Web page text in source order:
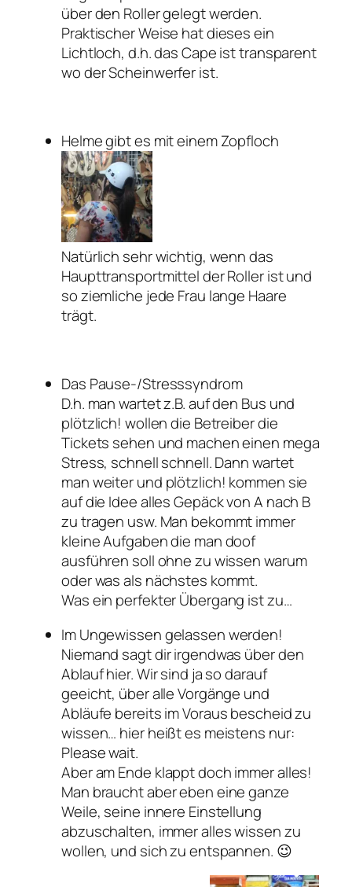
über den Roller gelegt werden.
Praktischer Weise hat dieses ein
Lichtloch, d.h. das Cape ist transparent
wo der Scheinwerfer ist.
Helme gibt es mit einem Zopfloch
Natürlich sehr wichtig, wenn das
Haupttransportmittel der Roller ist und
so ziemliche jede Frau lange Haare
trägt.
Das Pause-/Stresssyndrom
D.h. man wartet z.B. auf den Bus und
plötzlich! wollen die Betreiber die
Tickets sehen und machen einen mega
Stress, schnell schnell. Dann wartet
man weiter und plötzlich! kommen sie
auf die Idee alles Gepäck von A nach B
zu tragen usw. Man bekommt immer
kleine Aufgaben die man doof
ausführen soll ohne zu wissen warum
oder was als nächstes kommt.
Was ein perfekter Übergang ist zu…
Im Ungewissen gelassen werden!
Niemand sagt dir irgendwas über den
Ablauf hier. Wir sind ja so darauf
geeicht, über alle Vorgänge und
Abläufe bereits im Voraus bescheid zu
wissen… hier heißt es meistens nur:
Please wait.
Aber am Ende klappt doch immer alles!
Man braucht aber eben eine ganze
Weile, seine innere Einstellung
abzuschalten, immer alles wissen zu
wollen, und sich zu entspannen. 😉